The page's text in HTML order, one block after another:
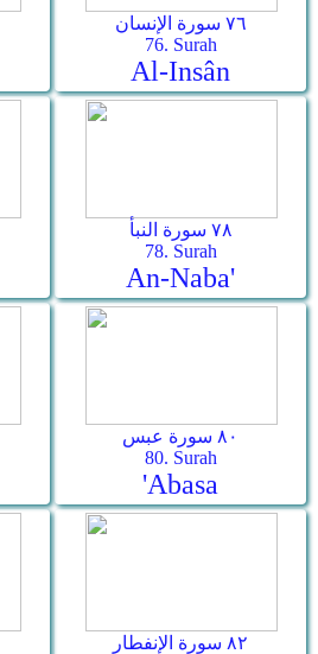
٧٦ سورة الإنسان
76. Surah
Al-Insân
٧٨ سورة النبأ
78. Surah
An-Naba'
٨٠ سورة عبس
80. Surah
'Abasa
٨٢ سورة الإنفطار